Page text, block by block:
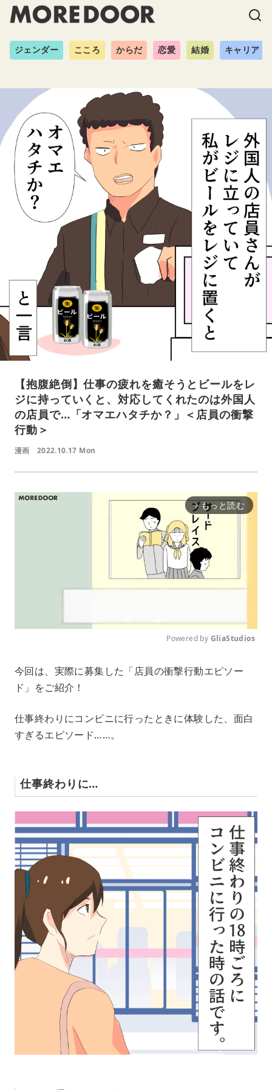
ジェンダー こころ からだ 恋愛 結婚 キャリア
【抱腹絶倒】仕事の疲れを癒そうとビールをレ
ジに持っていくと、対応してくれたのは外国人
の店員で…「オマエハタチか？」＜店員の衝撃
行動＞
漫画 2022.10.17 Mon
arrow_forward_ios もっと読む
u
Powered by GliaStudios
今回は、実際に募集した「店員の衝撃行動エピソー
ド」をご紹介！
仕事終わりにコンビニに行ったときに体験した、面白
すぎるエピソード……。
仕事終わりに…